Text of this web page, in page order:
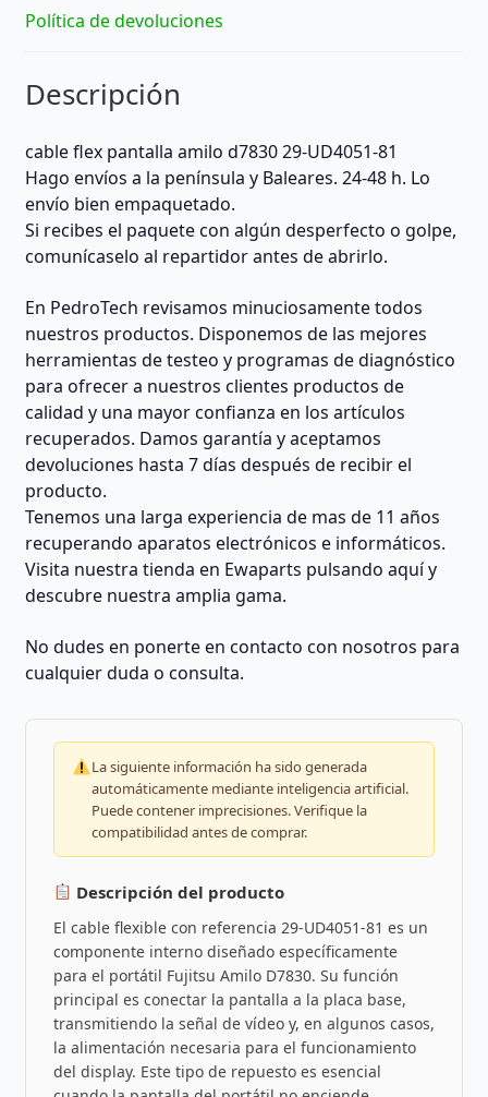
Política de devoluciones
Descripción
cable flex pantalla amilo d7830 29-UD4051-81
Hago envíos a la península y Baleares. 24-48 h. Lo
envío bien empaquetado.
Si recibes el paquete con algún desperfecto o golpe,
comunícaselo al repartidor antes de abrirlo.
En PedroTech revisamos minuciosamente todos
nuestros productos. Disponemos de las mejores
herramientas de testeo y programas de diagnóstico
para ofrecer a nuestros clientes productos de
calidad y una mayor confianza en los artículos
recuperados. Damos garantía y aceptamos
devoluciones hasta 7 días después de recibir el
producto.
Tenemos una larga experiencia de mas de 11 años
recuperando aparatos electrónicos e informáticos.
Visita nuestra tienda en Ewaparts pulsando aquí y
descubre nuestra amplia gama.
No dudes en ponerte en contacto con nosotros para
cualquier duda o consulta.
La siguiente información ha sido generada
automáticamente mediante inteligencia artificial.
Puede contener imprecisiones. Verifique la
compatibilidad antes de comprar.
Descripción del producto
El cable flexible con referencia 29-UD4051-81 es un
componente interno diseñado específicamente
para el portátil Fujitsu Amilo D7830. Su función
principal es conectar la pantalla a la placa base,
transmitiendo la señal de vídeo y, en algunos casos,
la alimentación necesaria para el funcionamiento
del display. Este tipo de repuesto es esencial